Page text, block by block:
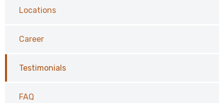
Locations
Career
Testimonials
FAQ